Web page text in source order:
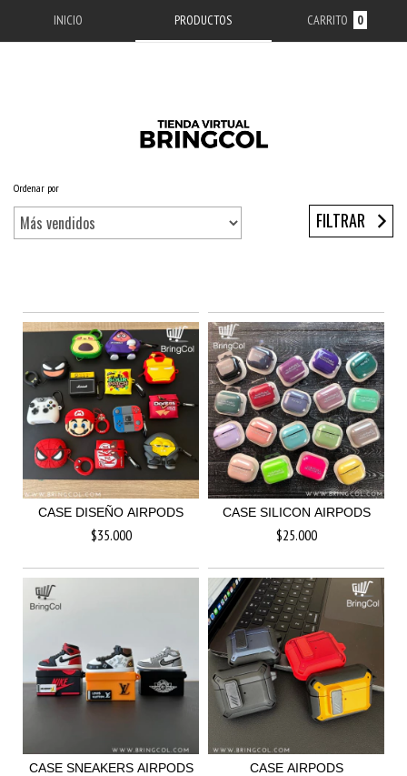
INICIO PRODUCTOS CARRITO 0
Inicio / ACCESORIOS APPLE
Ordenar por
FILTRAR
CASE DISEÑO AIRPODS
$35.000
CASE SILICON AIRPODS
$25.000
CASE SNEAKERS AIRPODS
CASE AIRPODS